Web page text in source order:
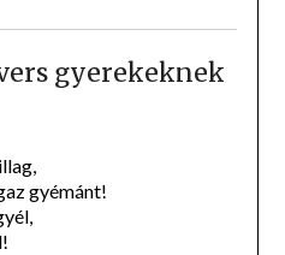
gyerekeknek
gyémánt!